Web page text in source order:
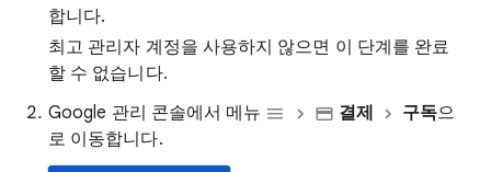
합니다.
최고 관리자 계정을 사용하지 않으면 이 단계를 완료
할 수 없습니다.
Google 관리 콘솔에서 메뉴
결제 구독으
로 이동합니다.